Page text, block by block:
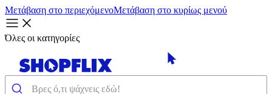
Μετάβαση στο περιεχόμενοΜετάβαση στο κυρίως μενού
Όλες οι κατηγορίες